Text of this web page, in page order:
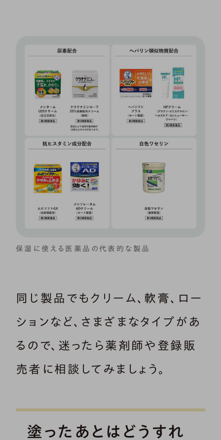
保湿に使える医薬品の代表的な製品
同じ製品でもクリーム、軟膏、ロー
ションなど、さまざまなタイプがあ
るので、迷ったら薬剤師や登録販
売者に相談してみましょう。
塗ったあとはどうすれ